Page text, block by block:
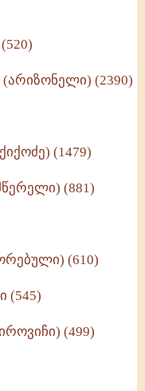
- II ტომი
-
(2390)
(1479)
(881)
(610)
(545)
(499)